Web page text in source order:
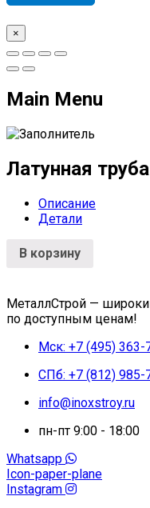
×
Main Menu
Латунная
Описание
Детали
В корзину
МеталлСтрой —
по доступным ценам!
Мск: +7 (495) 363-
СПб: +7 (812) 985-
info@inoxstroy.ru
пн-пт 9:00 - 18:00
Whatsapp
Icon-paper-plane
Instagram